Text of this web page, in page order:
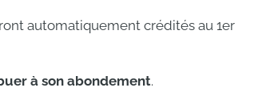
automatiquement crédités au 1er
à son abondement.